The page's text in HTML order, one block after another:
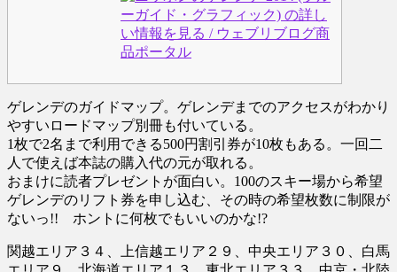
ゲレンデのガイドマップ。ゲレンデまでのアクセスがわかり
やすいロードマップ別冊も付いている。
1枚で2名まで利用できる500円割引券が10枚もある。一回二
人で使えば本誌の購入代の元が取れる。
おまけに読者プレゼントが面白い。100のスキー場から希望
ゲレンデのリフト券を申し込む、その時の希望枚数に制限が
ないっ!! ホントに何枚でもいいのかな!?
関越エリア３４、上信越エリア２９、中央エリア３０、白馬